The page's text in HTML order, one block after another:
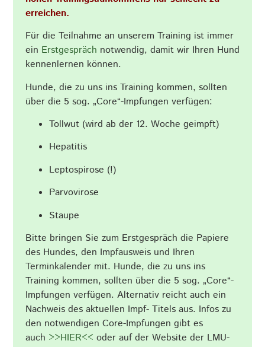
erreichen.
Für die Teilnahme an unserem Training ist immer
ein Erstgespräch notwendig, damit wir Ihren Hund
kennenlernen können.
Hunde, die zu uns ins Training kommen, sollten
über die 5 sog. „Core“-Impfungen verfügen:
Tollwut (wird ab der 12. Woche geimpft)
Hepatitis
Leptospirose (!)
Parvovirose
Staupe
Bitte bringen Sie zum Erstgespräch die Papiere
des Hundes, den Impfausweis und Ihren
Terminkalender mit. Hunde, die zu uns ins
Training kommen, sollten über die 5 sog. „Core“-
Impfungen verfügen. Alternativ reicht auch ein
Nachweis des aktuellen Impf- Titels aus. Infos zu
den notwendigen Core-Impfungen gibt es
auch >>HIER<< oder auf der Website der LMU-